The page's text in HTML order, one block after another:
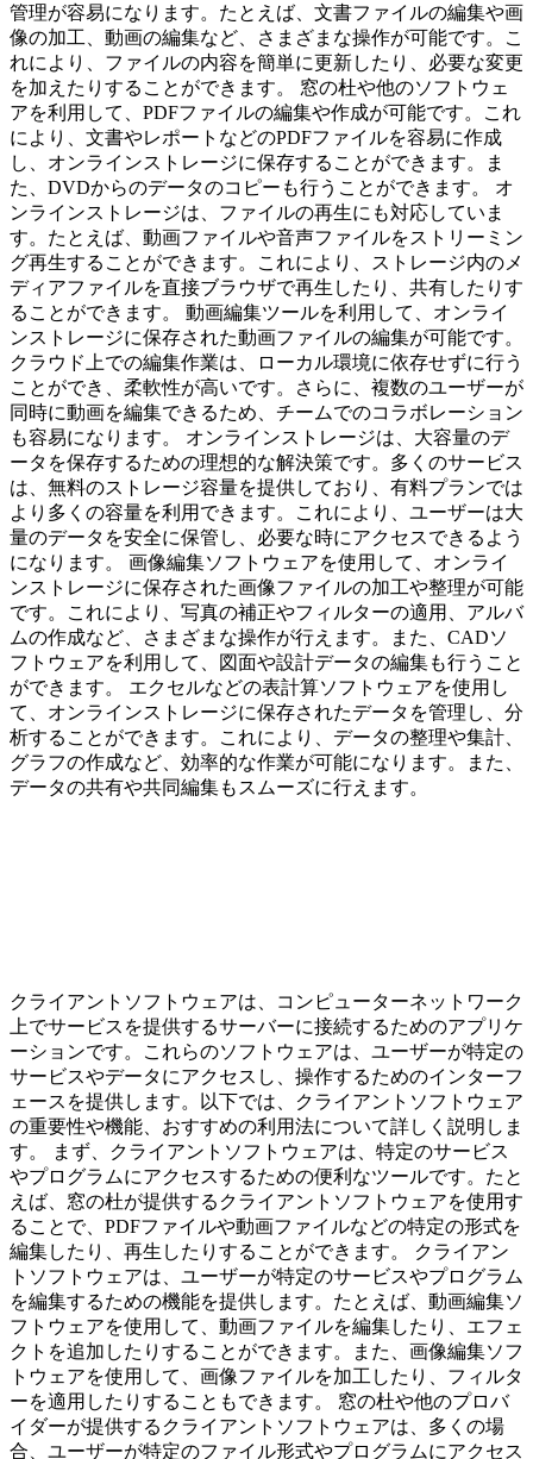
管理が容易になります。たとえば、文書ファイルの編集や画
像の加工、動画の編集など、さまざまな操作が可能です。こ
れにより、ファイルの内容を簡単に更新したり、必要な変更
を加えたりすることができます。 窓の杜や他のソフトウェ
アを利用して、PDFファイルの編集や作成が可能です。これ
により、文書やレポートなどのPDFファイルを容易に作成
し、オンラインストレージに保存することができます。ま
た、DVDからのデータのコピーも行うことができます。 オ
ンラインストレージは、ファイルの再生にも対応していま
す。たとえば、動画ファイルや音声ファイルをストリーミン
グ再生することができます。これにより、ストレージ内のメ
ディアファイルを直接ブラウザで再生したり、共有したりす
ることができます。 動画編集ツールを利用して、オンライ
ンストレージに保存された動画ファイルの編集が可能です。
クラウド上での編集作業は、ローカル環境に依存せずに行う
ことができ、柔軟性が高いです。さらに、複数のユーザーが
同時に動画を編集できるため、チームでのコラボレーション
も容易になります。 オンラインストレージは、大容量のデ
ータを保存するための理想的な解決策です。多くのサービス
は、無料のストレージ容量を提供しており、有料プランでは
より多くの容量を利用できます。これにより、ユーザーは大
量のデータを安全に保管し、必要な時にアクセスできるよう
になります。 画像編集ソフトウェアを使用して、オンライ
ンストレージに保存された画像ファイルの加工や整理が可能
です。これにより、写真の補正やフィルターの適用、アルバ
ムの作成など、さまざまな操作が行えます。また、CADソ
フトウェアを利用して、図面や設計データの編集も行うこと
ができます。 エクセルなどの表計算ソフトウェアを使用し
て、オンラインストレージに保存されたデータを管理し、分
析することができます。これにより、データの整理や集計、
グラフの作成など、効率的な作業が可能になります。また、
データの共有や共同編集もスムーズに行えます。
クライアントソフトウェアは、コンピューターネットワーク
上でサービスを提供するサーバーに接続するためのアプリケ
ーションです。これらのソフトウェアは、ユーザーが特定の
サービスやデータにアクセスし、操作するためのインターフ
ェースを提供します。以下では、クライアントソフトウェア
の重要性や機能、おすすめの利用法について詳しく説明しま
す。 まず、クライアントソフトウェアは、特定のサービス
やプログラムにアクセスするための便利なツールです。たと
えば、窓の杜が提供するクライアントソフトウェアを使用す
ることで、PDFファイルや動画ファイルなどの特定の形式を
編集したり、再生したりすることができます。 クライアン
トソフトウェアは、ユーザーが特定のサービスやプログラム
を編集するための機能を提供します。たとえば、動画編集ソ
フトウェアを使用して、動画ファイルを編集したり、エフェ
クトを追加したりすることができます。また、画像編集ソフ
トウェアを使用して、画像ファイルを加工したり、フィルタ
ーを適用したりすることもできます。 窓の杜や他のプロバ
イダーが提供するクライアントソフトウェアは、多くの場
合、ユーザーが特定のファイル形式やプログラムにアクセス